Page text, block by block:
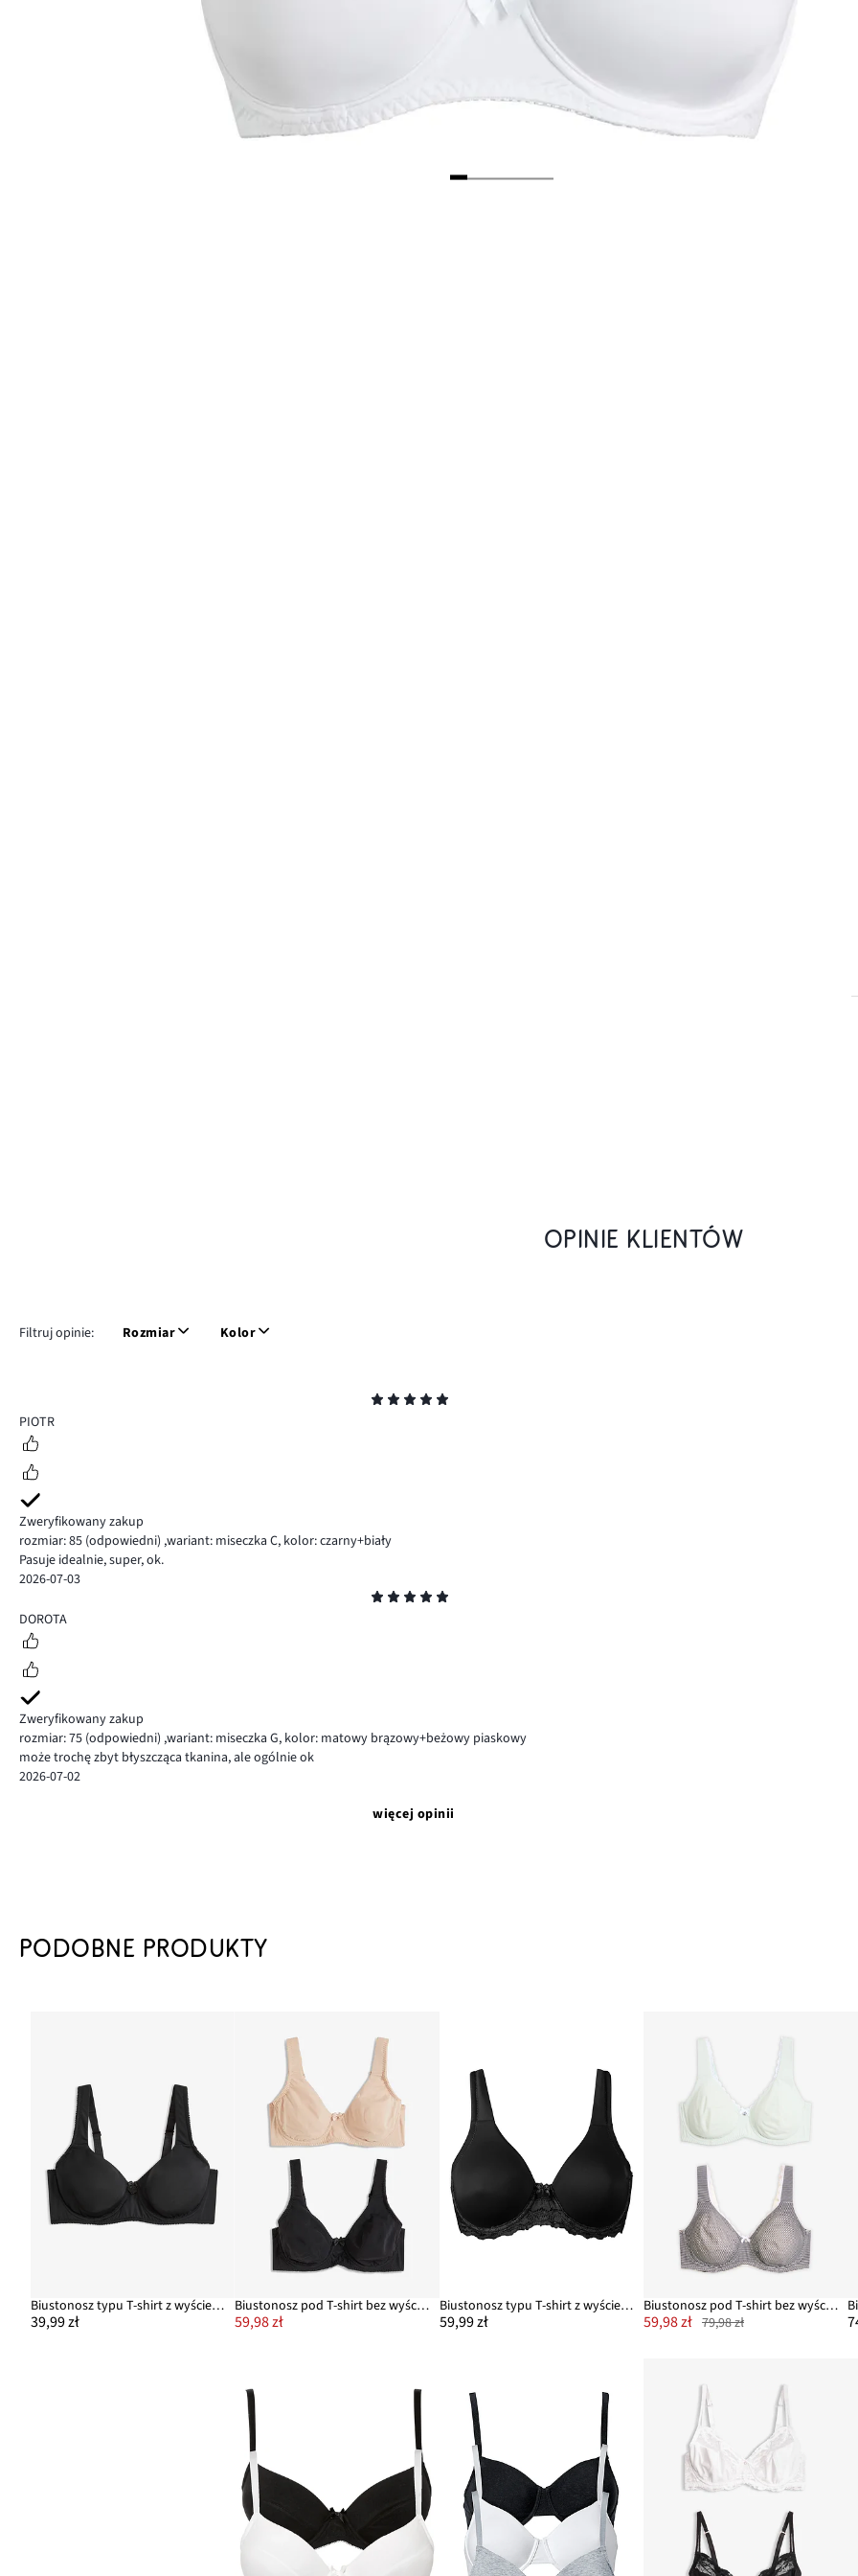
OPINIE KLIENTÓW
Filtruj opinie: Rozmiar Kolor
5
PIOTR
Zweryfikowany zakup
rozmiar: 85 (odpowiedni) ,wariant: miseczka C, kolor: czarny+biały
Pasuje idealnie, super, ok.
2026-07-03
5
DOROTA
Zweryfikowany zakup
rozmiar: 75 (odpowiedni) ,wariant: miseczka G, kolor: matowy brązowy+beżowy piaskowy
może trochę zbyt błyszcząca tkanina, ale ogólnie ok
2026-07-02
więcej opinii
PODOBNE PRODUKTY
Biustonosz typu T-shirt z wyściełanymi ramiączkami
39,99 zł
Biustonosz pod T-shirt bez wyściełania z fiszbinami z bawełny organicznej (2 szt.)
59,98 zł
Biustonosz typu T-shirt z wyściełanymi ramiączkami
59,99 zł
Biustonosz pod T-shirt bez wyściełania z fiszbinami, z bawełny organicznej (2 szt.)
59,98 zł 79,98 zł